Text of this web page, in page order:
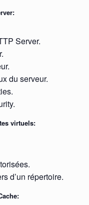
Server.
du serveur.
virtuels:
d’un répertoire.